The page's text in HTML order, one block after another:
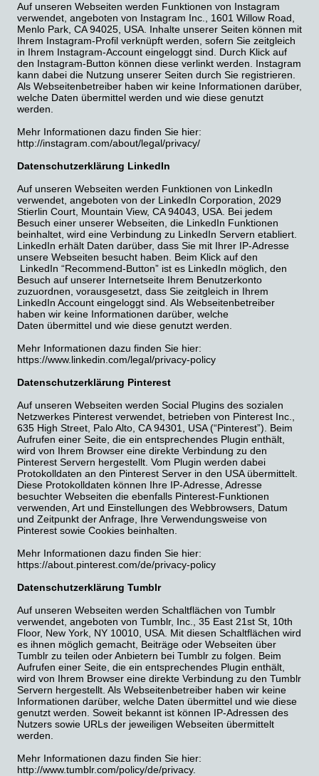
Auf unseren Webseiten werden Funktionen von Instagram
verwendet, angeboten von Instagram Inc., 1601 Willow Road,
Menlo Park, CA 94025, USA. Inhalte unserer Seiten können mit
Ihrem Instagram-Profil verknüpft werden, sofern Sie zeitgleich
in Ihrem Instagram-Account eingeloggt sind. Durch Klick auf
den Instagram-Button können diese verlinkt werden. Instagram
kann dabei die Nutzung unserer Seiten durch Sie registrieren.
Als Webseitenbetreiber haben wir keine Informationen darüber,
welche Daten übermittel werden und wie diese genutzt
werden.
Mehr Informationen dazu finden Sie hier:
http://instagram.com/about/legal/privacy/
Datenschutzerklärung LinkedIn
Auf unseren Webseiten werden Funktionen von LinkedIn
verwendet, angeboten von der LinkedIn Corporation, 2029
Stierlin Court, Mountain View, CA 94043, USA. Bei jedem
Besuch einer unserer Webseiten, die LinkedIn Funktionen
beinhaltet, wird eine Verbindung zu LinkedIn Servern etabliert.
LinkedIn erhält Daten darüber, dass Sie mit Ihrer IP-Adresse
unsere Webseiten besucht haben. Beim Klick auf den
LinkedIn “Recommend-Button” ist es LinkedIn möglich, den
Besuch auf unserer Internetseite Ihrem Benutzerkonto
zuzuordnen, vorausgesetzt, dass Sie zeitgleich in Ihrem
LinkedIn Account eingeloggt sind. Als Webseitenbetreiber
haben wir keine Informationen darüber, welche
Daten übermittel und wie diese genutzt werden.
Mehr Informationen dazu finden Sie hier:
https://www.linkedin.com/legal/privacy-policy
Datenschutzerklärung Pinterest
Auf unseren Webseiten werden Social Plugins des sozialen
Netzwerkes Pinterest verwendet, betrieben von Pinterest Inc.,
635 High Street, Palo Alto, CA 94301, USA (“Pinterest”). Beim
Aufrufen einer Seite, die ein entsprechendes Plugin enthält,
wird von Ihrem Browser eine direkte Verbindung zu den
Pinterest Servern hergestellt. Vom Plugin werden dabei
Protokolldaten an den Pinterest Server in den USA übermittelt.
Diese Protokolldaten können Ihre IP-Adresse, Adresse
besuchter Webseiten die ebenfalls Pinterest-Funktionen
verwenden, Art und Einstellungen des Webbrowsers, Datum
und Zeitpunkt der Anfrage, Ihre Verwendungsweise von
Pinterest sowie Cookies beinhalten.
Mehr Informationen dazu finden Sie hier:
https://about.pinterest.com/de/privacy-policy
Datenschutzerklärung Tumblr
Auf unseren Webseiten werden Schaltflächen von Tumblr
verwendet, angeboten von Tumblr, Inc., 35 East 21st St, 10th
Floor, New York, NY 10010, USA. Mit diesen Schaltflächen wird
es ihnen möglich gemacht, Beiträge oder Webseiten über
Tumblr zu teilen oder Anbietern bei Tumblr zu folgen. Beim
Aufrufen einer Seite, die ein entsprechendes Plugin enthält,
wird von Ihrem Browser eine direkte Verbindung zu den Tumblr
Servern hergestellt. Als Webseitenbetreiber haben wir keine
Informationen darüber, welche Daten übermittel und wie diese
genutzt werden. Soweit bekannt ist können IP-Adressen des
Nutzers sowie URLs der jeweiligen Webseiten übermittelt
werden.
Mehr Informationen dazu finden Sie hier:
http://www.tumblr.com/policy/de/privacy.